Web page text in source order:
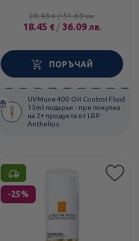
797467
26.43€ / 51.69лв.
18.45 € / 36.09 лв.
ПОРЪЧАЙ
UVMune 400 Oil Control Fluid
15ml подарък - при покупка
на 2+ продукта от LRP
Anthelios
Етикети
-25%